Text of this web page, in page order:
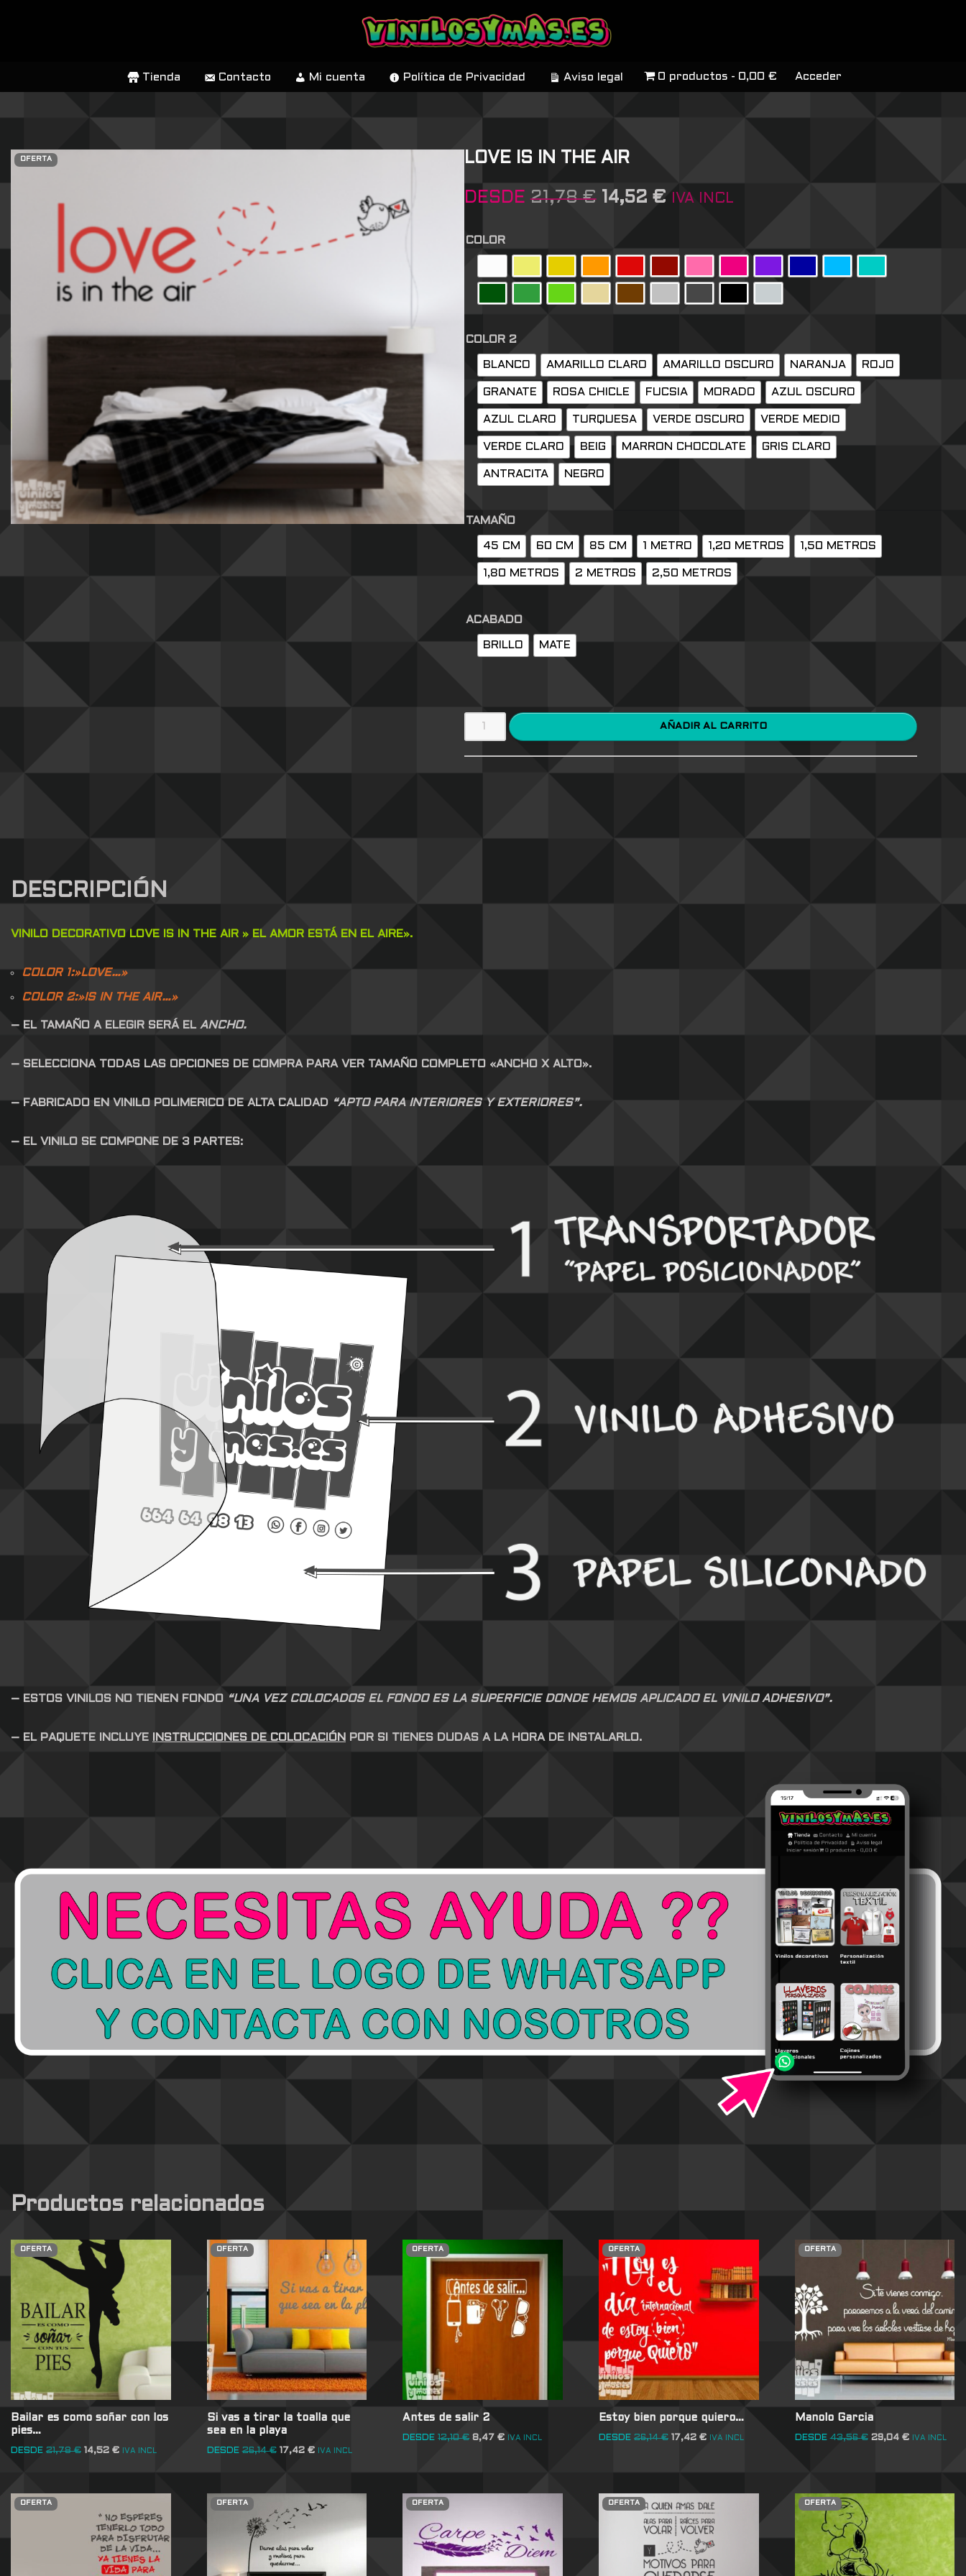
Tienda Contacto Mi cuenta Política de Privacidad Aviso legal 0 productos 0,00 € Acceder
OFERTA LOVE IS IN THE AIR
DESDE 21,78€ 14,52 € IVA INCL
COLOR
COLOR 2
BLANCO AMARILLO CLARO AMARILLO OSCURO NARANJA ROJO
GRANATE ROSA CHICLE FUCSIA MORADO AZUL OSCURO
AZUL CLARO TURQUESA VERDE OSCURO VERDE MEDIO
VERDE CLARO BEIG MARRON CHOCOLATE GRIS CLARO
ANTRACITA NEGRO
TAMAÑO
45 CM 60 CM 85 CM 1 METRO 1,20 METROS 1,50 METROS
1,80 METROS 2 METROS 2,50 METROS
ACABADO
BRILLO MATE
AÑADIR AL CARRITO
DESCRIPCIÓN
VINILO DECORATIVO LOVE IS IN THE AIR » EL AMOR ESTÁEN EL AIRE».
COLOR 1:»LOVE…»
COLOR 2:»IS IN THE AIR…»
– EL TAMAÑO A ELEGIR SERÁ EL ANCHO.
– SELECCIONA TODAS LAS OPCIONES DE COMPRA PARA VER TAMAÑO COMPLETO «ANCHO X ALTO».
– FABRICADO EN VINILO POLIMERICO DE ALTA CALIDAD “APTO PARA INTERIORES Y EXTERIORES”.
– EL VINILO SE COMPONE DE 3 PARTES:
– ESTOS VINILOS NO TIENEN FONDO “UNA VEZ COLOCADOS EL FONDO ES LA SUPERFICIE DONDE HEMOS APLICADO EL VINILO ADHESIVO”.
– EL PAQUETE INCLUYE INSTRUCCIONES DE COLOCACIÓN POR SI TIENES DUDAS A LA HORA DE INSTALARLO.
Productos relacionados
OFERTA
Bailar es como soñar con los
pies…
DESDE 21,78€ 14,52 € IVA INCL
OFERTA
Si vas a tirar la toalla que
sea en la playa
DESDE 26,14€ 17,42 € IVA INCL
OFERTA
Antes de salir 2
DESDE 12,10€ 8,47€ IVA INCL
OFERTA
Estoy bien porque quiero…
DESDE 26,14€ 17,42 € IVA INCL
OFERTA
Manolo Garcia
DESDE 43,56€ 29,04 € IVA INCL
OFERTA OFERTA OFERTA OFERTA OFERTA